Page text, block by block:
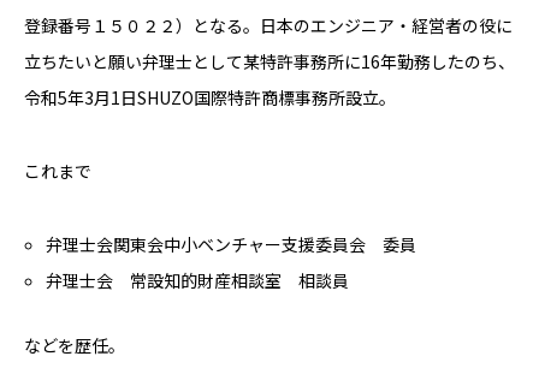
登録番号１５０２２）となる。日本のエンジニア・経営者の役に
立ちたいと願い弁理士として某特許事務所に16年勤務したのち、
令和5年3月1日SHUZO国際特許商標事務所設立。
これまで
弁理士会関東会中小ベンチャー支援委員会 委員
弁理士会 常設知的財産相談室 相談員
などを歴任。